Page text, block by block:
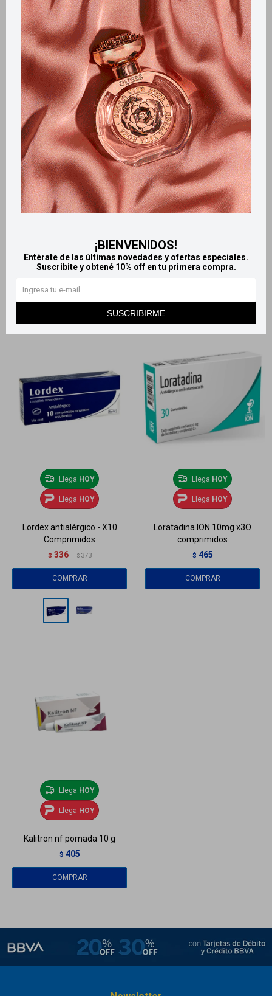
¡BIENVENIDOS!
Entérate de las últimas novedades y ofertas especiales.
Suscribite y obtené 10% off en tu primera compra.
SUSCRIBIRME
LlegaHOY
LlegaHOY
Kalitron Simple - 20
Llega HOY
LlegaHOY
Homeopatía Alemana H.A. 21
Llega HOY
Llega HOY
Lordex antialérgico - X10
Comprimidos
$ 336 $ 373
Llega HOY
Llega HOY
Loratadina ION 10mg x3O
comprimidos
$ 465
Llega HOY
Llega HOY
Kalitron nf pomada 10 g
$ 405